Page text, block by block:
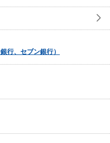
行、セブン銀行）